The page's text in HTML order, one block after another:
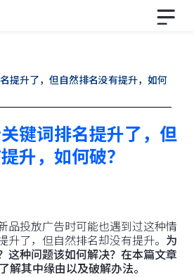
提升了，但自然排名没有提升，如何
键词排名提升了，但
升，如何破？
品投放广告时可能也遇到过这种情
升了，但自然排名却没有提升。 为
这种问题该如何解决？在本篇文章
解其中缘由以及破解办法。